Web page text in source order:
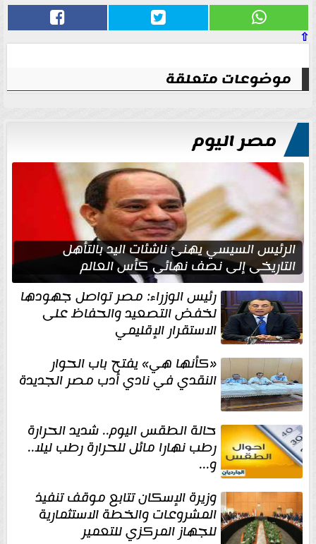
⇧
موضوعات متعلقة
مصر اليوم
الرئيس السيسي يهنئ ناشئات اليد بالتأهل
التاريخي إلى نصف نهائي كأس العالم
رئيس الوزراء: مصر تواصل جهودها
لخفض التصعيد والحفاظ على
الاستقرار الإقليمي
«كأنها هي» يفتح باب الحوار
النقدي في نادي أدب مصر الجديدة
حالة الطقس اليوم.. شديد الحرارة
رطب نهارا مائل للحرارة رطب ليلا..
و...
وزيرة الإسكان تتابع موقف تنفيذ
المشروعات والخطة الاستثمارية
للجهاز المركزي للتعمير